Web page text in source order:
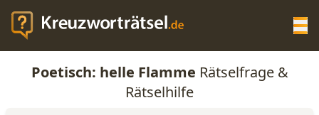
KREUZWORTRÄTSEL-HILFE
Poetisch: helle Flamme Rätselfrage &
Rätselhilfe